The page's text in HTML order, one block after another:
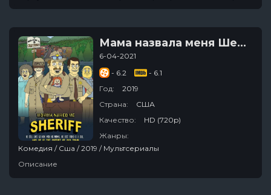
Мама назвала меня Шерифом
6-04-2021
- 6.2
- 6.1
Год:
2019
Страна:
США
Качество:
HD (720p)
Жанры:
Комедия / Сша / 2019 / Мультсериалы
Описание